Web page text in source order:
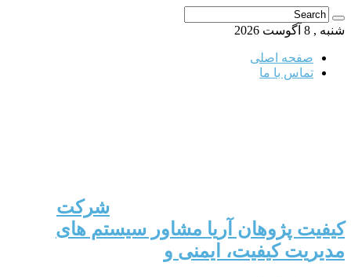
شنبه , 8 آگوست 2026
صفحه اصلی
تماس با ما
شرکت
کیفیت پژوهان آریا مشاور سیستم های
مدیریت کیفیت، ایمنی و